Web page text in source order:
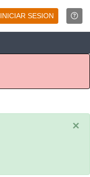
INICIAR SESION
×